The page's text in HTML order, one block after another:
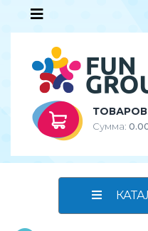
Сумма: